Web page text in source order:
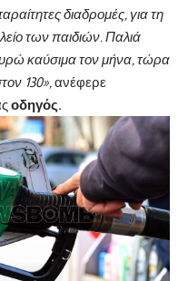
διαδρομές, για τη
των παιδιών. Παλιά
καύσιμα τον μήνα, τώρα
130»,ανέφερε
οδηγός.